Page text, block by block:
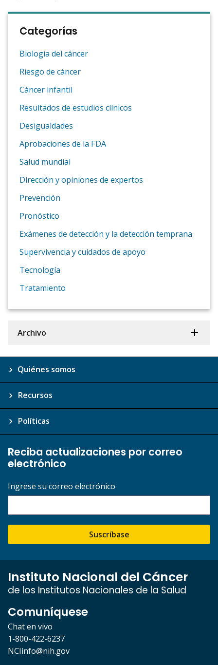
Categorías
Biología del cáncer
Riesgo de cáncer
Cáncer infantil
Resultados de estudios clínicos
Desigualdades
Aprobaciones de la FDA
Salud mundial
Dirección y opiniones de expertos
Prevención
Pronóstico
Exámenes de detección y la detección temprana
Supervivencia y cuidados de apoyo
Tecnología
Tratamiento
Archivo
Quiénes somos
Recursos
Políticas
Reciba actualizaciones por correo
electrónico
Ingrese su correo electrónico
Suscríbase
Instituto Nacional del Cáncer
de los Institutos Nacionales de la Salud
Comuníquese
Chat en vivo
1-800-422-6237
NCIinfo@nih.gov